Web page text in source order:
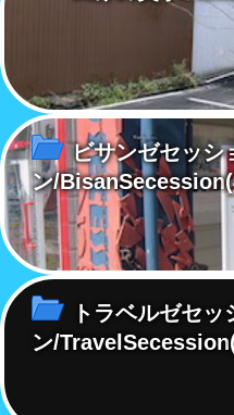
ビサンゼセッシ
ン/BisanSecession
トラベルゼセッ
ン/TravelSecession